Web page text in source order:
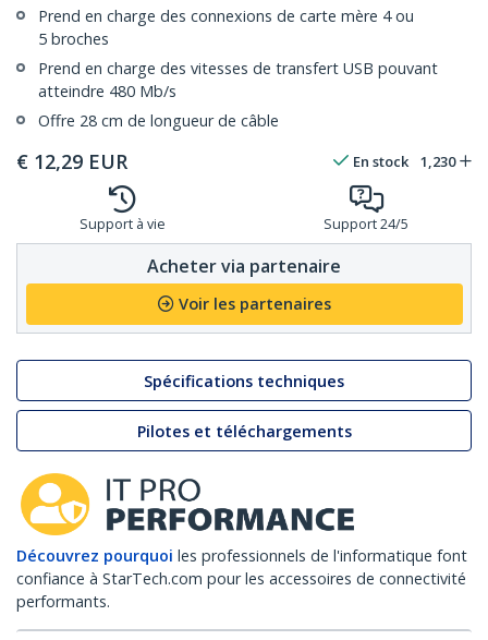
Prend en charge des connexions de carte mère 4 ou
5 broches
Prend en charge des vitesses de transfert USB pouvant
atteindre 480 Mb/s
Offre 28 cm de longueur de câble
€ 12,29 EUR En stock 1,230
Support à vie Support 24/5
Acheter via partenaire
Voir les partenaires
Spécifications techniques
Pilotes et téléchargements
Découvrez pourquoi les professionnels de l'informatique font
confiance à StarTech.com pour les accessoires de connectivité
performants.